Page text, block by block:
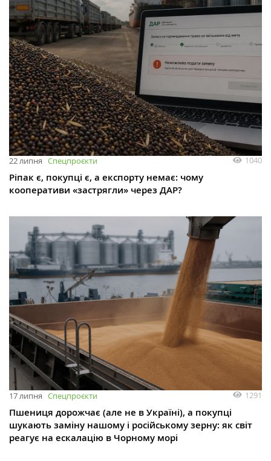
22 липня Спецпроєкти 1040
Ріпак є, покупці є, а експорту немає: чому
кооперативи «застрягли» через ДАР?
17 липня Спецпроєкти 1291
Пшениця дорожчає (але не в Україні), а покупці
шукають заміну нашому і російському зерну: як світ
реагує на ескалацію в Чорному морі